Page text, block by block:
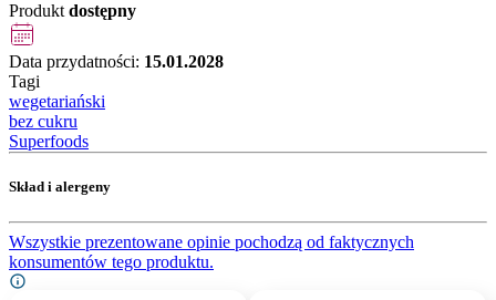
Produkt dostępny
Data przydatności: 15.01.2028
Tagi
wegetariański
bez cukru
Superfoods
Skład i alergeny
Wszystkie prezentowane opinie pochodzą od faktycznych
konsumentów tego produktu.